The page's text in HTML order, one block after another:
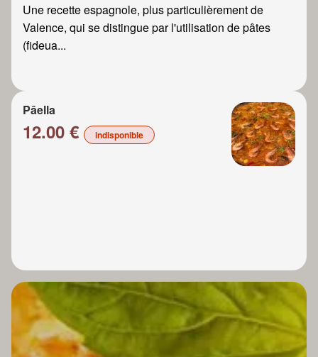
Une recette espagnole, plus particulièrement de
Valence, qui se distingue par l'utilisation de pâtes
(fideua...
Pâella
12.00 € indisponible